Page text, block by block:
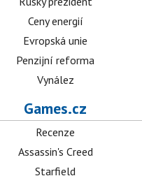
Ceny energií
Evropská unie
Penzijní reforma
Vynález
Games.cz
Recenze
Assassin's Creed
Starfield